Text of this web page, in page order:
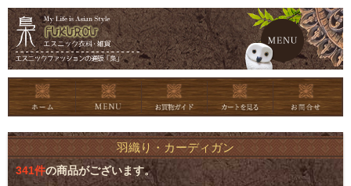
メイン
羽織り・カーディガン
341件の商品がございます。